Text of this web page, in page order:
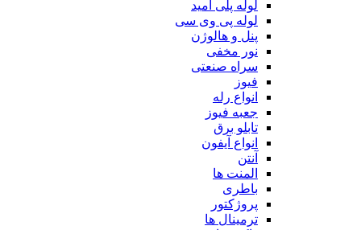
لوله پلی آمید
لوله پی وی سی
پنل و هالوژن
نور مخفی
سراه صنعتی
فیوز
انواع رله
جعبه فیوز
تابلو برق
انواع آیفون
آنتن
المنت ها
باطری
پروژکتور
ترمینال ها